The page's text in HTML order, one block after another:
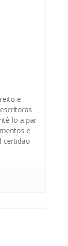
e
lo a par
e
certidão